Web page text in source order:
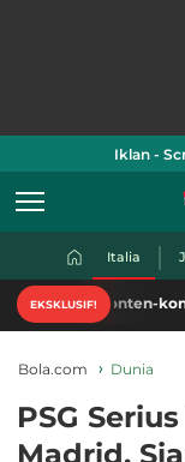
Iklan -
Italia
EKSKLUSIF!
konten Piala
Bola.com Dunia
PSG
Madrid,